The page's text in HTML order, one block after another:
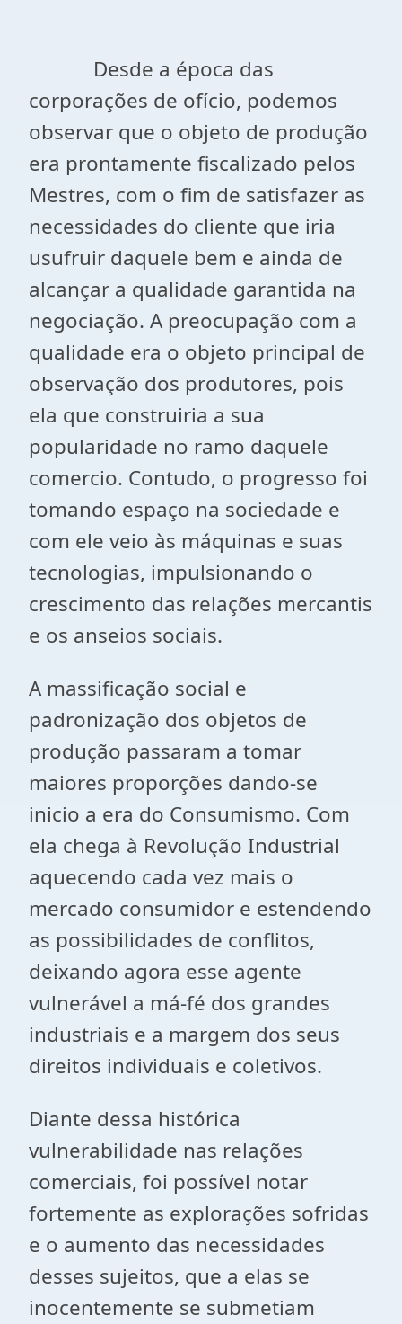
Desde a época das
corporações de ofício, podemos
observar que o objeto de produção
era prontamente fiscalizado pelos
Mestres, com o fim de satisfazer as
necessidades do cliente que iria
usufruir daquele bem e ainda de
alcançar a qualidade garantida na
negociação. A preocupação com a
qualidade era o objeto principal de
observação dos produtores, pois
ela que construiria a sua
popularidade no ramo daquele
comercio. Contudo, o progresso foi
tomando espaço na sociedade e
com ele veio às máquinas e suas
tecnologias, impulsionando o
crescimento das relações mercantis
e os anseios sociais.
A massificação social e
padronização dos objetos de
produção passaram a tomar
maiores proporções dando-se
inicio a era do Consumismo. Com
ela chega à Revolução Industrial
aquecendo cada vez mais o
mercado consumidor e estendendo
as possibilidades de conflitos,
deixando agora esse agente
vulnerável a má-fé dos grandes
industriais e a margem dos seus
direitos individuais e coletivos.
Diante dessa histórica
vulnerabilidade nas relações
comerciais, foi possível notar
fortemente as explorações sofridas
e o aumento das necessidades
desses sujeitos, que a elas se
inocentemente se submetiam